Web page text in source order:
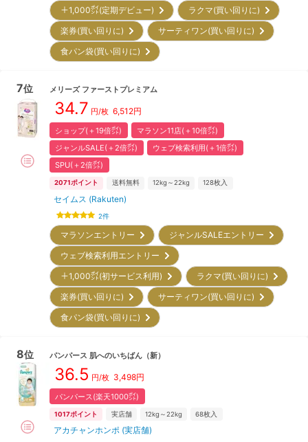
＋1,000㌽(定期デビュー)
ラクマ(買い回りに)
楽券(買い回りに)
サーティワン(買い回りに)
食パン袋(買い回りに)
7位 メリーズ ファーストプレミアム
34.7 円/枚 6,512円
ショップ(＋19倍㌽)
マラソン11店(＋10倍㌽)
ジャンルSALE(＋2倍㌽)
ウェブ検索利用(＋1倍㌽)
SPU(＋2倍㌽)
2071ポイント 送料無料 12kg～22kg 128枚入
セイムス (Rakuten)
2件
マラソンエントリー
ジャンルSALEエントリー
ウェブ検索利用エントリー
＋1,000㌽(初サービス利用)
ラクマ(買い回りに)
楽券(買い回りに)
サーティワン(買い回りに)
食パン袋(買い回りに)
8位 パンパース 肌へのいちばん （新）
36.5 円/枚 3,498円
パンパース(楽天1000㌽)
1017ポイント 実店舗 12kg～22kg 68枚入
アカチャンホンポ (実店舗)